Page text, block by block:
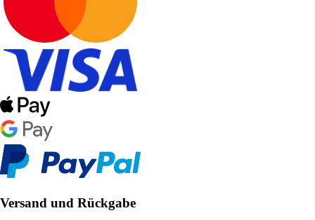
Versand und Rückgabe